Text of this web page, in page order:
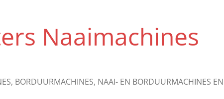
Naaimachines
BORDUURMACHINES, NAAI- EN BORDUURMACHINES